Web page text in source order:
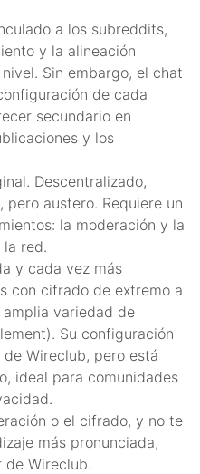
a los subreddits,
y la alineación
Sin embargo, el chat
de cada
secundario en
y los
Descentralizado,
austero. Requiere un
la moderación y la
red.
y cada vez más
con cifrado de extremo a
variedad de
Su configuración
Wireclub, pero está
ideal para comunidades
o el cifrado, y no te
más pronunciada,
de Wireclub.